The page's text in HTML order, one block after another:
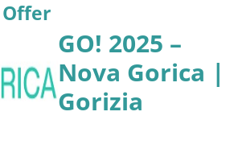
Offer
GO! 2025 –
Nova Gorica |
Gorizia